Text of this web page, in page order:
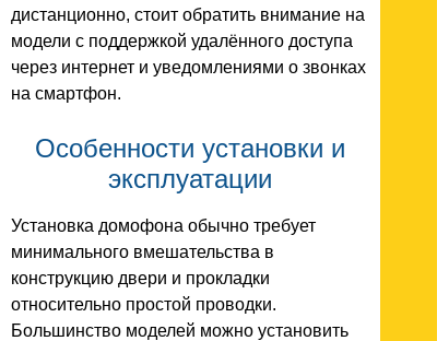
дистанционно, стоит обратить внимание на
модели с поддержкой удалённого доступа
через интернет и уведомлениями о звонках
на смартфон.
Особенности установки и
эксплуатации
Установка домофона обычно требует
минимального вмешательства в
конструкцию двери и прокладки
относительно простой проводки.
Большинство моделей можно установить